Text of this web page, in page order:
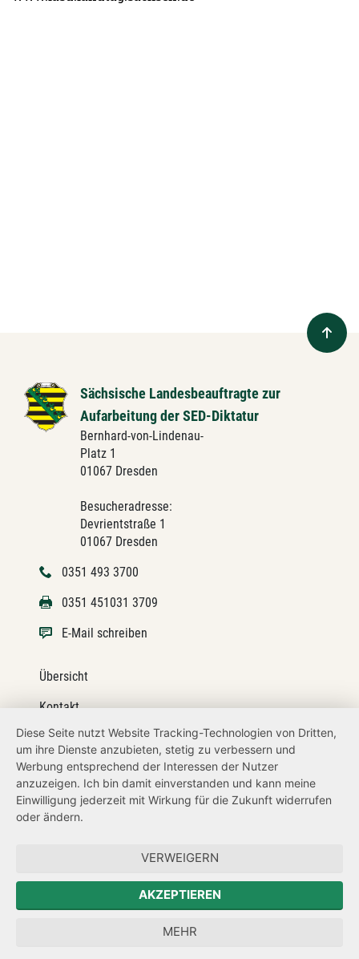
Sächsische Landesbeauftragte zur
Aufarbeitung der SED-Diktatur
Bernhard-von-Lindenau-
Platz 1
01067 Dresden
Besucheradresse:
Devrientstraße 1
01067 Dresden
0351 493 3700
0351 451031 3709
E-Mail schreiben
Übersicht
Kontakt
Impressum
Datenschutz
Transparenzanspruch
Forum Mitteleuropa
Der Sächsische Integrationsbeauftragte
Diese Seite nutzt Website Tracking-Technologien von Dritten,
um ihre Dienste anzubieten, stetig zu verbessern und
Werbung entsprechend der Interessen der Nutzer
anzuzeigen. Ich bin damit einverstanden und kann meine
Einwilligung jederzeit mit Wirkung für die Zukunft widerrufen
oder ändern.
VERWEIGERN
AKZEPTIEREN
MEHR